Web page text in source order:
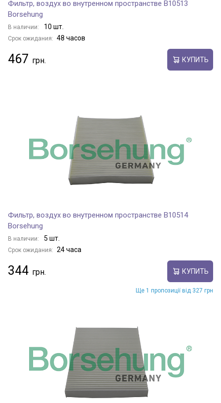
Фильтр, воздух во внутренном пространстве B10513
Borsehung
В наличии: 10 шт.
Срок ожидания: 48 часов
467 КУПИТЬ
Фильтр, воздух во внутренном пространстве B10514
Borsehung
В наличии: 5 шт.
Срок ожидания: 24 часа
344 КУПИТЬ
Ще 1 пропозиції від 327 грн